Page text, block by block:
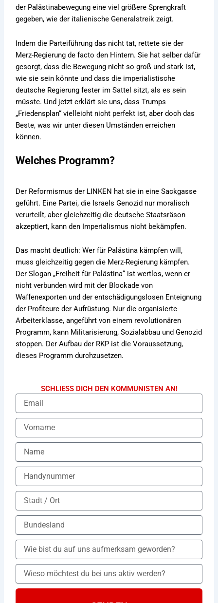
der Palästinabewegung eine viel größere Sprengkraft
gegeben, wie der italienische Generalstreik zeigt.
Indem die Parteiführung das nicht tat, rettete sie der
Merz-Regierung de facto den Hintern. Sie hat selber dafür
gesorgt, dass die Bewegung nicht so groß und stark ist,
wie sie sein könnte und dass die imperialistische
deutsche Regierung fester im Sattel sitzt, als es sein
müsste. Und jetzt erklärt sie uns, dass Trumps
„Friedensplan“ vielleicht nicht perfekt ist, aber doch das
Beste, was wir unter diesen Umständen erreichen
können.
Welches Programm?
Der Reformismus der LINKEN hat sie in eine Sackgasse
geführt. Eine Partei, die Israels Genozid nur moralisch
verurteilt, aber gleichzeitig die deutsche Staatsräson
akzeptiert, kann den Imperialismus nicht bekämpfen.
Das macht deutlich: Wer für Palästina kämpfen will,
muss gleichzeitig gegen die Merz-Regierung kämpfen.
Der Slogan „Freiheit für Palästina“ ist wertlos, wenn er
nicht verbunden wird mit der Blockade von
Waffenexporten und der entschädigungslosen Enteignung
der Profiteure der Aufrüstung. Nur die organisierte
Arbeiterklasse, angeführt von einem revolutionären
Programm, kann Militarisierung, Sozialabbau und Genozid
stoppen. Der Aufbau der RKP ist die Voraussetzung,
dieses Programm durchzusetzen.
SCHLIESS DICH DEN KOMMUNISTEN AN!